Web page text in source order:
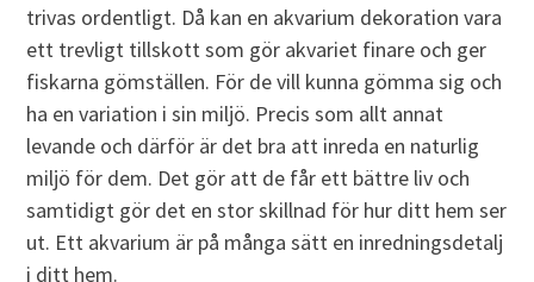
trivas ordentligt. Då kan en akvarium dekoration vara
ett trevligt tillskott som gör akvariet finare och ger
fiskarna gömställen. För de vill kunna gömma sig och
ha en variation i sin miljö. Precis som allt annat
levande och därför är det bra att inreda en naturlig
miljö för dem. Det gör att de får ett bättre liv och
samtidigt gör det en stor skillnad för hur ditt hem ser
ut. Ett akvarium är på många sätt en inredningsdetalj
i ditt hem.